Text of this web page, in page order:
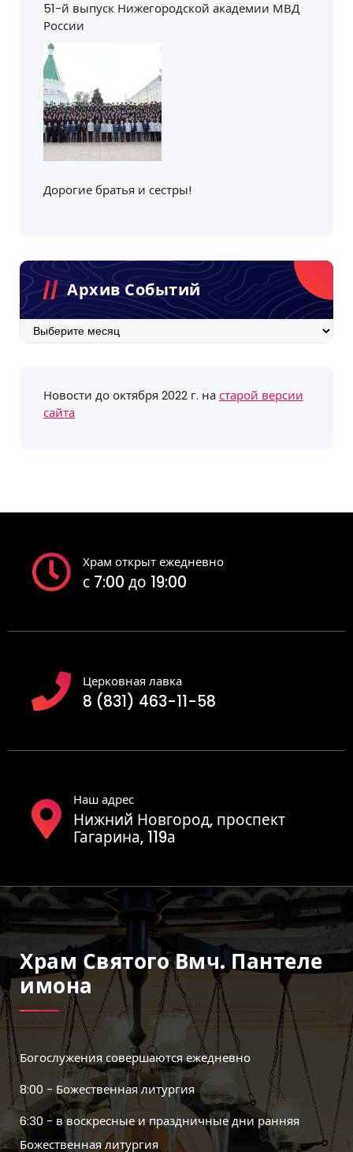
51-й выпуск Нижегородской академии МВД
России
Дорогие братья и сестры!
Архив Событий
Архив
Новости до октября 2022 г. настарой версии
сайта
Храм открыт ежедневно
с 7:00 до 19:00
Церковная лавка
8 (831) 463-11-58
Наш адрес
Нижний Новгород, проспект
Гагарина, 119а
Храм Святого Вмч. Пантеле
Имона
Богослужения совершаются ежедневно
8:00 - Божественная литургия
6:30 - в воскресные и праздничные дни ранняя
Божественная литургия